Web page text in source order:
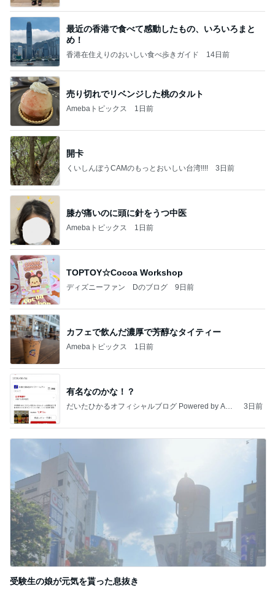
最近の香港で食べて感動したもの、いろいろまと
め！
香港在住えりのおいしい食べ歩きガイド 14日前
売り切れでリベンジした桃のタルト
Amebaトピックス 1日前
開卡
くいしんぼうCAMのもっとおいしい台湾!!!! 3日前
膝が痛いのに頭に針をうつ中医
Amebaトピックス 1日前
TOPTOY☆Cocoa Workshop
ディズニーファン Dのブログ 9日前
カフェで飲んだ濃厚で芳醇なタイティー
Amebaトピックス 1日前
有名なのかな！？
だいたひかるオフィシャルブログ Powered by Ame
3日前
受験生の娘が元気を貰った息抜き